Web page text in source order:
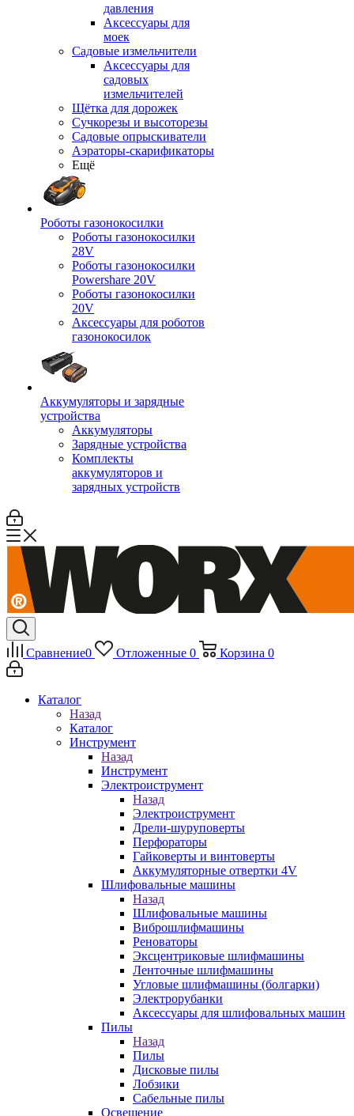
давления
Аксессуары для
моек
Садовые измельчители
Аксессуары для
садовых
измельчителей
Щётка для дорожек
Сучкорезы и высоторезы
Садовые опрыскиватели
Аэраторы-скарификаторы
Ещё
Роботы газонокосилки
Роботы газонокосилки
28V
Роботы газонокосилки
Powershare 20V
Роботы газонокосилки
20V
Аксессуары для роботов
газонокосилок
Аккумуляторы и зарядные
устройства
Аккумуляторы
Зарядные устройства
Комплекты
аккумуляторов и
зарядных устройств
Сравнение0 Отложенные 0 Корзина 0
Каталог
Назад
Каталог
Инструмент
Назад
Инструмент
Электроиструмент
Назад
Электроиструмент
Дрели-шуруповерты
Перфораторы
Гайковерты и винтоверты
Аккумуляторные отвертки 4V
Шлифовальные машины
Назад
Шлифовальные машины
Виброшлифмашины
Реноваторы
Эксцентриковые шлифмашины
Ленточные шлифмашины
Угловые шлифмашины (болгарки)
Электрорубанки
Аксессуары для шлифовальных машин
Пилы
Назад
Пилы
Дисковые пилы
Лобзики
Сабельные пилы
Освещение